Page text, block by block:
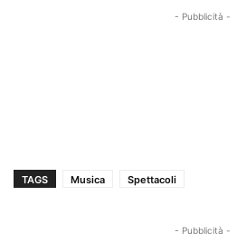
- Pubblicità -
TAGS Musica Spettacoli
- Pubblicità -